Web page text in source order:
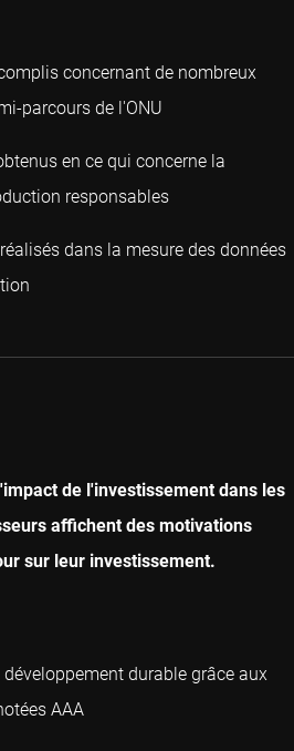
concernant de nombreux
parcours de l'ONU
en ce qui concerne la
responsables
dans la mesure des données
de l'investissement dans les
affichent des motivations
sur leur investissement.
durable grâce aux
AAA